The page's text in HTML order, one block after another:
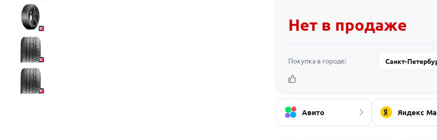
Нет в продаже
Покупка в городе: Санкт-
Авито Яндекс